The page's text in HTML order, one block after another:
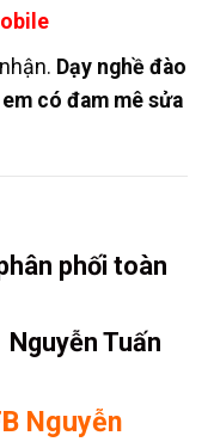
Dạy nghề đào
có đam mê sửa
phối toàn
Nguyễn Tuấn
Nguyễn